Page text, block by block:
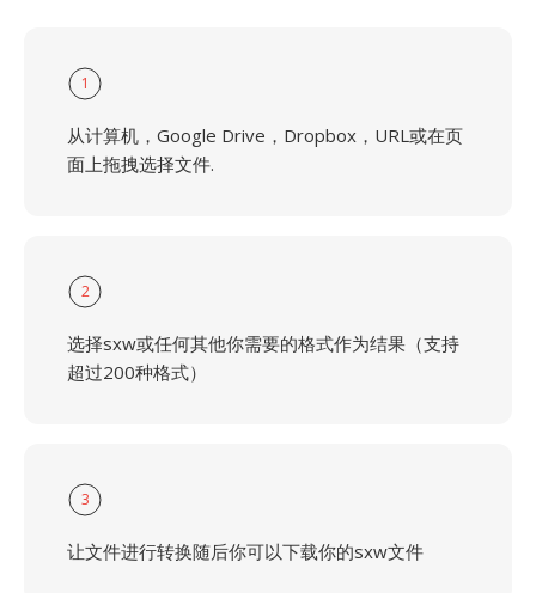
1
从计算机，Google Drive，Dropbox，URL或在页
面上拖拽选择文件.
2
选择sxw或任何其他你需要的格式作为结果（支持
超过200种格式）
3
让文件进行转换随后你可以下载你的sxw文件